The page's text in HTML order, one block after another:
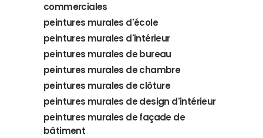
commerciales
peintures murales d'école
peintures murales d'intérieur
peintures murales de bureau
peintures murales de chambre
peintures murales de clôture
peintures murales de design d'intérieur
peintures murales de façade de
bâtiment